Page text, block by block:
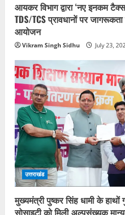
आयकर विभाग द्वारा ‘नए इनकम
TDS/TCS प्रावधानों पर
आयोजन
Vikram Singh Sidhu July 23,
उत्तराखंड
मुख्यमंत्री पुष्कर सिंह धामी के
सोसाइटी को मिली अल्पसंख्यक